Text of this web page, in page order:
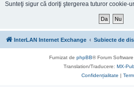
Sunteţi sigur că doriţi ştergerea tuturor cookie-
InterLAN Internet Exchange Subiecte de
Furnizat de phpBB® Forum
Translation/Traducere: MX-
Confidențialitate |